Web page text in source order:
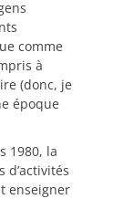
comme
à
(donc, je
époque
1980, la
d’activités
enseigner